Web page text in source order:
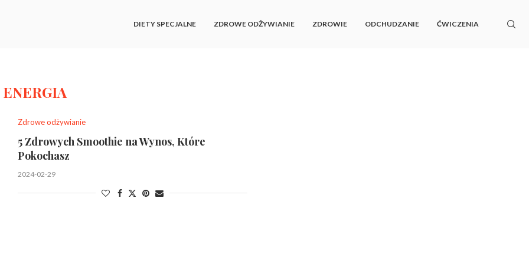
DIETY SPECJALNE ZDROWE ODŻYWIANIE ZDROWIE ODCHUDZANIE ĆWICZENIA
ENERGIA
Zdrowe odżywianie
5 Zdrowych Smoothie na Wynos, Które
Pokochasz
2024-02-29